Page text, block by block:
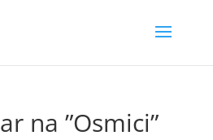
na ”Osmici”